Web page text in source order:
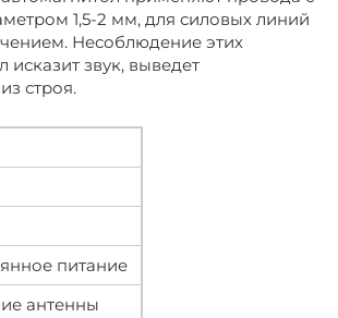
1,5-2 мм, для силовых линий
Несоблюдение этих
исказит звук, выведет
строя.
питание
антенны